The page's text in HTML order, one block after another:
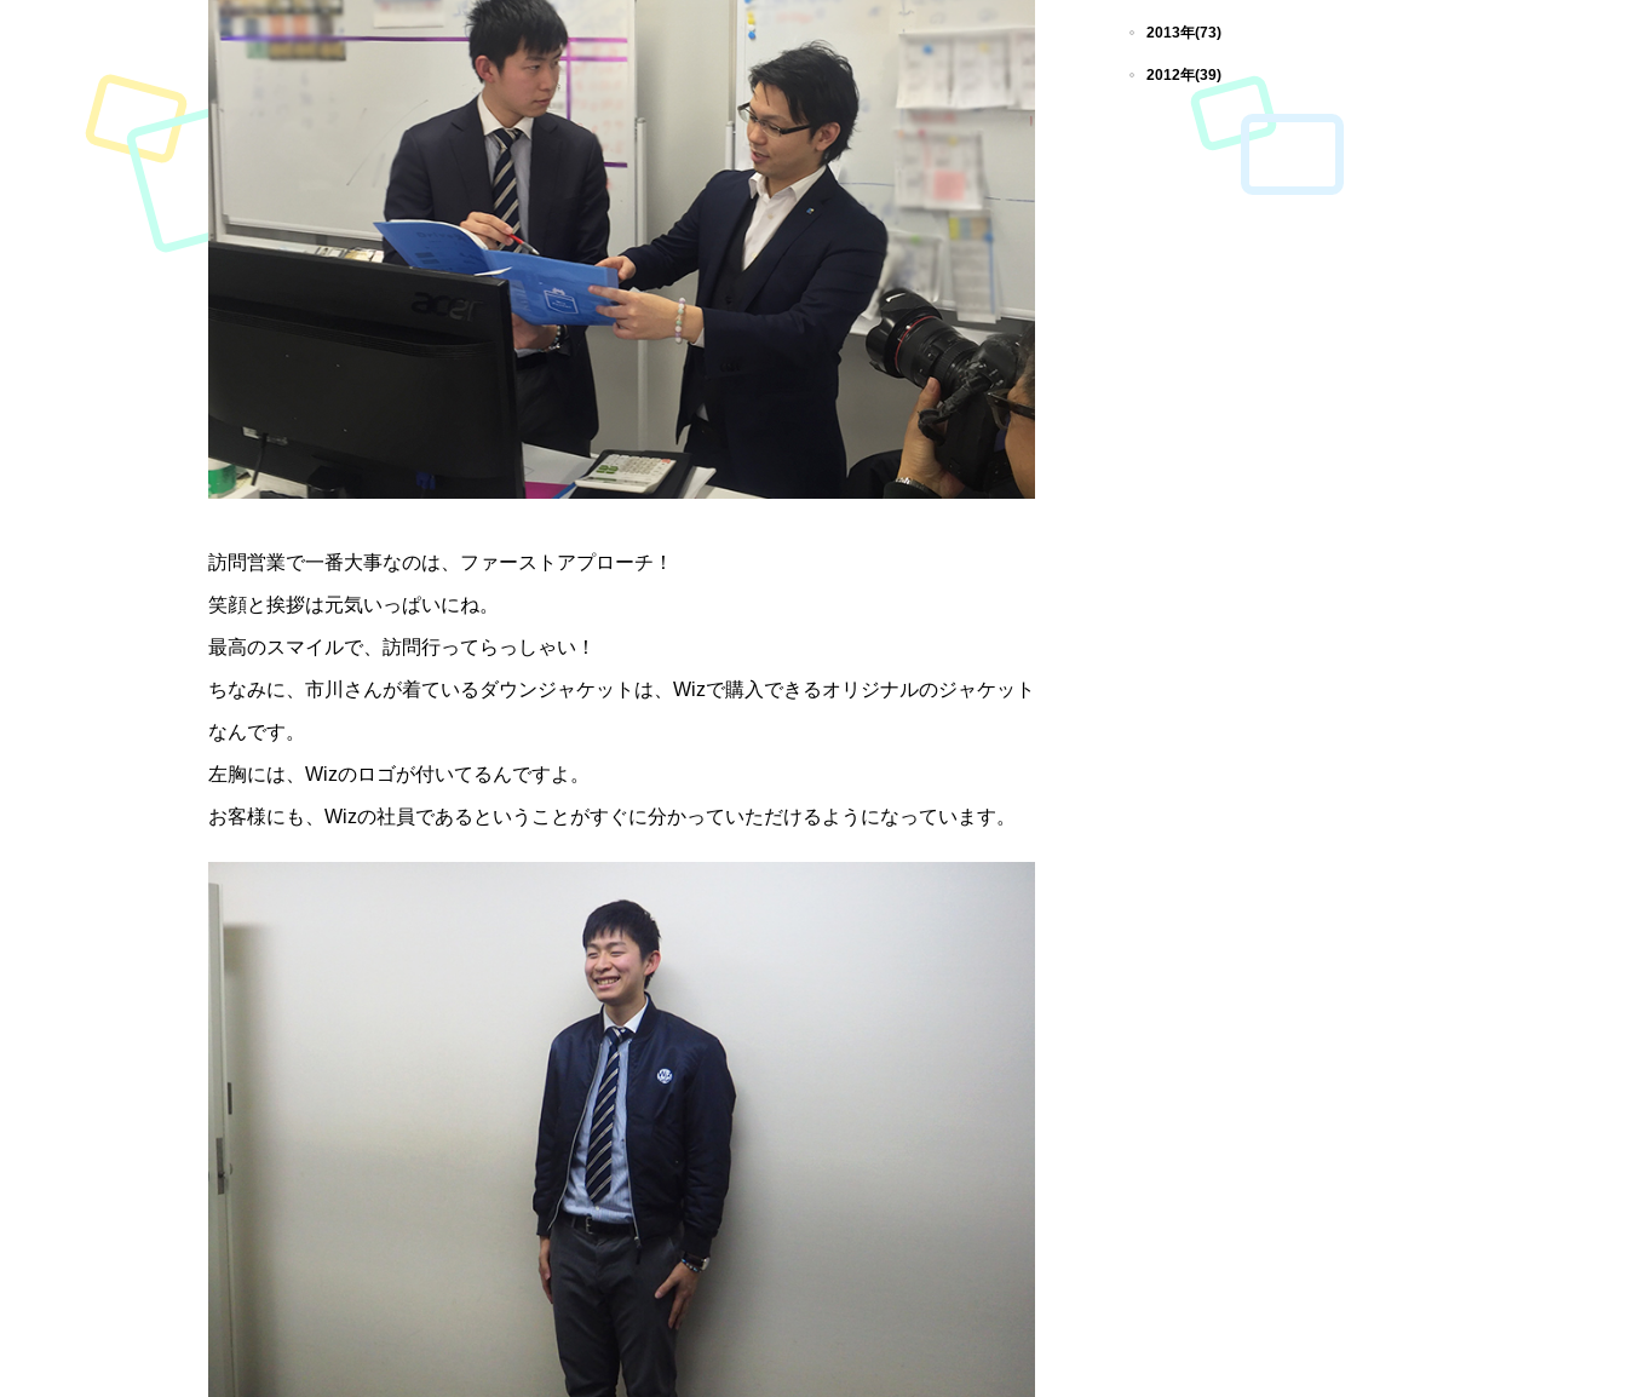
訪問営業で一番大事なのは、ファーストアプローチ！
笑顔と挨拶は元気いっぱいにね。
最高のスマイルで、訪問行ってらっしゃい！
ちなみに、市川さんが着ているダウンジャケットは、Wizで購入できるオリジナルのジャケット
なんです。
左胸には、Wizのロゴが付いてるんですよ。
お客様にも、Wizの社員であるということがすぐに分かっていただけるようになっています。
2013年(73)
2012年(39)